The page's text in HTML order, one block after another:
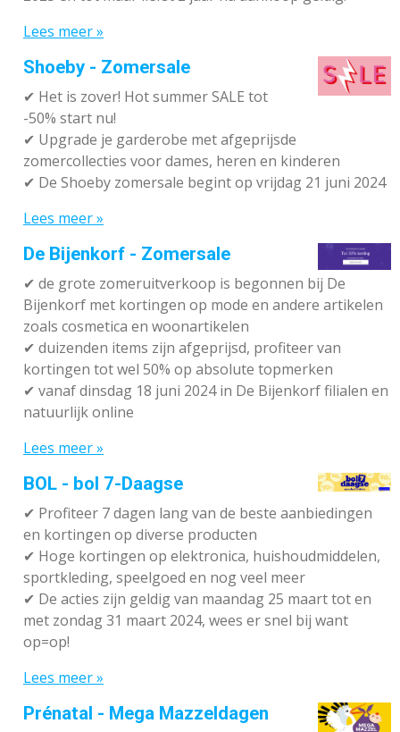
Lees meer »
Shoeby - Zomersale
✔ Het is zover! Hot summer SALE tot
-50% start nu!
✔ Upgrade je garderobe met afgeprijsde
zomercollecties voor dames, heren en kinderen
✔ De Shoeby zomersale begint op vrijdag 21 juni 2024
Lees meer »
De Bijenkorf - Zomersale
✔ de grote zomeruitverkoop is begonnen bij De
Bijenkorf met kortingen op mode en andere artikelen
zoals cosmetica en woonartikelen
✔ duizenden items zijn afgeprijsd, profiteer van
kortingen tot wel 50% op absolute topmerken
✔ vanaf dinsdag 18 juni 2024 in De Bijenkorf filialen en
natuurlijk online
Lees meer »
BOL - bol 7-Daagse
✔ Profiteer 7 dagen lang van de beste aanbiedingen
en kortingen op diverse producten
✔ Hoge kortingen op elektronica, huishoudmiddelen,
sportkleding, speelgoed en nog veel meer
✔ De acties zijn geldig van maandag 25 maart tot en
met zondag 31 maart 2024, wees er snel bij want
op=op!
Lees meer »
Prénatal - Mega Mazzeldagen